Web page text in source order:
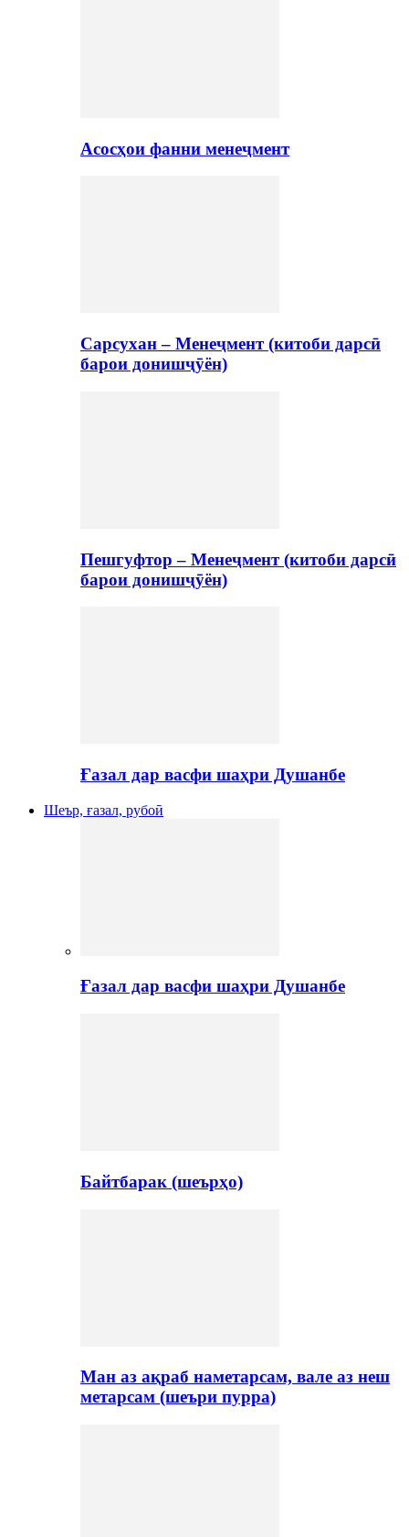
Асосҳои фанни менеҷмент
Сарсухан – Менеҷмент (китоби дарсӣ
барои донишҷӯён)
Пешгуфтор – Менеҷмент (китоби дарсӣ
барои донишҷӯён)
Ғазал дар васфи шаҳри Душанбе
Шеър, ғазал, рубоӣ
Ғазал дар васфи шаҳри Душанбе
Байтбарак (шеърҳо)
Ман аз ақраб наметарсам, вале аз неш
метарсам (шеъри пурра)